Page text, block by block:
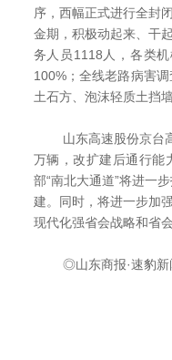
序，西幅正式进行全封
金期，积极动起来、干
务人员1118人，各类
100%；全线老路病害
土石方、泡沫轻质土挡
山东高速股份京台高
万辆，改扩建后通行能
部“南北大通道”将进一
建。同时，将进一步加
现代化强省会战略和省
◎山东商报·速豹新